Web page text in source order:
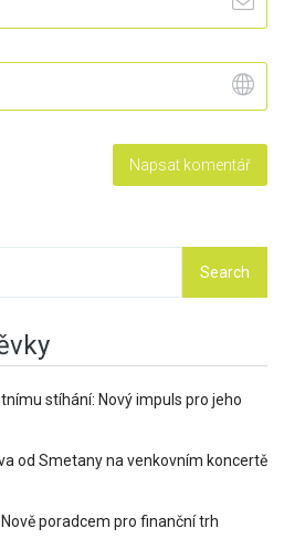
stíhání: Nový impuls pro jeho
od Smetany na venkovním koncertě
poradcem pro finanční trh